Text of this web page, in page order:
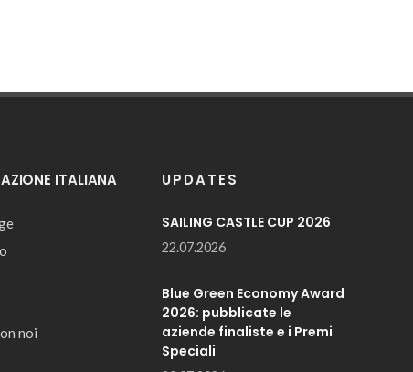
ITALIANA
noi
UPDATES
SAILING CASTLE CUP 2026
22.07.2026
Blue Green Economy Award
2026: pubblicate le
aziende finaliste e i Premi
Speciali